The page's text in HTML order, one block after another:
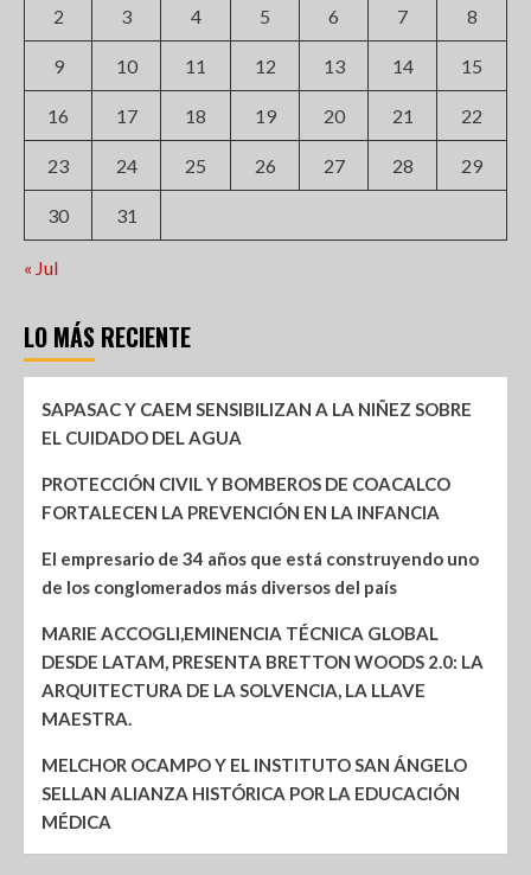
2 3 4 5 6 7 8
9 10 11 12 13 14 15
16 17 18 19 20 21 22
23 24 25 26 27 28 29
30 31
« Jul
LO MÁS RECIENTE
SAPASAC Y CAEM SENSIBILIZAN A LA NIÑEZ SOBRE
EL CUIDADO DEL AGUA
PROTECCIÓN CIVIL Y BOMBEROS DE COACALCO
FORTALECEN LA PREVENCIÓN EN LA INFANCIA
El empresario de 34 años que está construyendo uno
de los conglomerados más diversos del país
MARIE ACCOGLI,EMINENCIA TÉCNICA GLOBAL
DESDE LATAM, PRESENTA BRETTON WOODS 2.0: LA
ARQUITECTURA DE LA SOLVENCIA, LA LLAVE
MAESTRA.
MELCHOR OCAMPO Y EL INSTITUTO SAN ÁNGELO
SELLAN ALIANZA HISTÓRICA POR LA EDUCACIÓN
MÉDICA